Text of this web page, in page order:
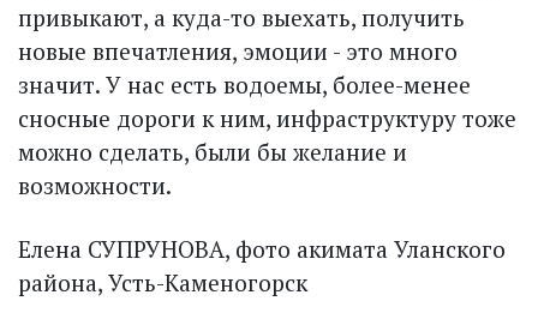
привыкают, а куда-то выехать, получить
новые впечатления, эмоции - это много
значит. У нас есть водоемы, более-менее
сносные дороги к ним, инфраструктуру тоже
можно сделать, были бы желание и
возможности.
Елена СУПРУНОВА, фото акимата Уланского
района, Усть-Каменогорск